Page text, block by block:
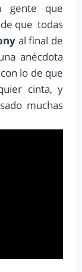
gente que
que todas
al final de
anécdota
lo de que
cinta, y
muchas